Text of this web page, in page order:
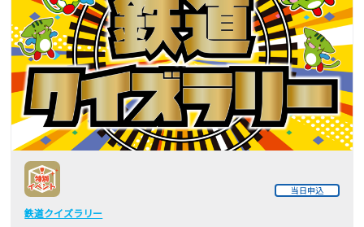
当日申込
鉄道クイズラリー